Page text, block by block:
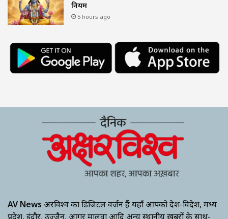
नियम
5 hours ago
AV News अक्षरविश्व का डिजिटल वर्जन हैं यहाँ आपको देश-विदेश, मध्य
प्रदेश, इंदौर, उज्जैन, आगर मालवा आदि अन्य स्थानीय ख़बरों के साथ-